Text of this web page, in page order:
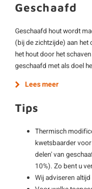
Geschaafd
Geschaafd hout wordt
(bij de zichtzijde) aan
het hout door het
geschaafd met als doel
Lees meer
Tips
Thermisch
kwetsbaarder
delen' van
10%). Zo bent u
Wij adviseren